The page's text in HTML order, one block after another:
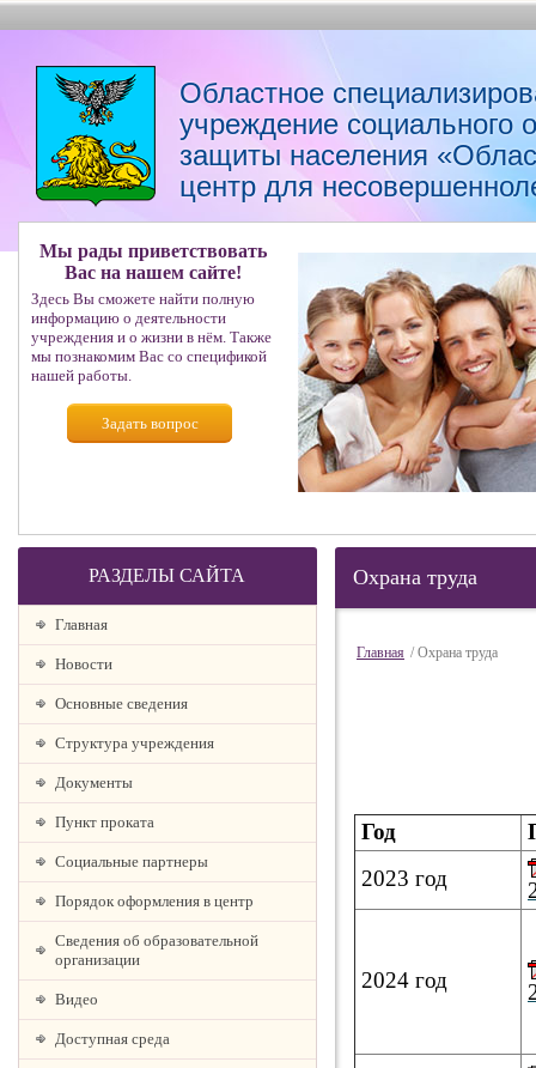
Областное
учреждение социального
защиты населения
центр для
Мы рады приветствовать
Вас на нашем сайте!
Здесь Вы сможете найти полную
информацию о деятельности
учреждения и о жизни в нём. Также
мы познакомим Вас со спецификой
нашей работы.
Задать вопрос
РАЗДЕЛЫ САЙТА
Главная
Новости
Основные сведения
Структура учреждения
Документы
Пункт проката
Социальные партнеры
Порядок оформления в центр
Сведения об образовательной
организации
Видео
Доступная среда
Охрана труда
Главная / Охрана труда
Год
2023 год
2024 год